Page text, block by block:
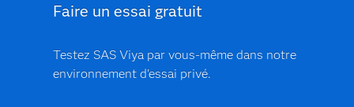
Faire un essai gratuit
Testez SAS Viya par vous-même dans notre
environnement d'essai privé.